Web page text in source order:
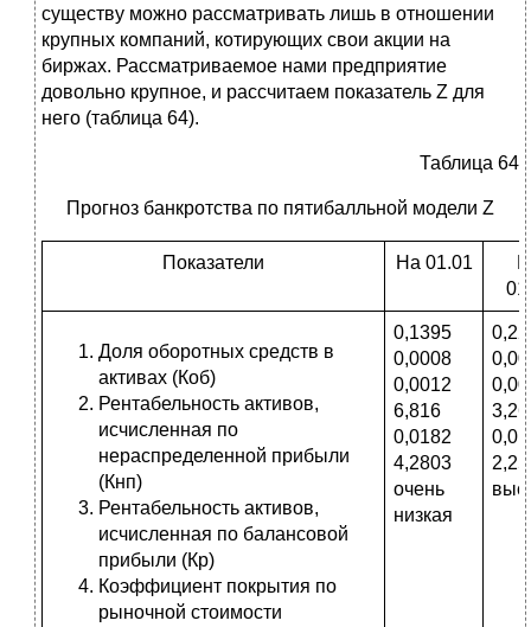
существу можно рассматривать лишь в отношении
крупных компаний, котирующих свои акции на
биржах. Рассматриваемое нами предприятие
довольно крупное, и рассчитаем показатель Z для
него (таблица 64).
Таблица 64
Прогноз банкротства по пятибалльной модели Z
Показатели На 01.01
Доля оборотных средств в
активах (Коб)
Рентабельность активов,
исчисленная по
нераспределенной прибыли
(Кнп)
Рентабельность активов,
исчисленная по балансовой
прибыли (Кр)
Коэффициент покрытия по
рыночной стоимости
0,1395
0,0008
0,0012
6,816
0,0182
4,2803
очень
низкая